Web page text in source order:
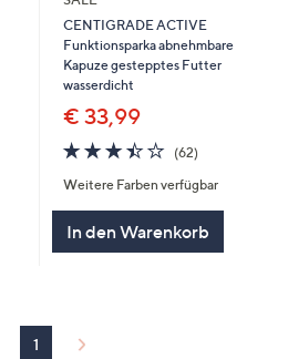
CENTIGRADE ACTIVE
Funktionsparka abnehmbare
Kapuze gestepptes Futter
wasserdicht
€ 33,99
3.4
von
5
(62)62
Weitere Farben verfügbar
In den Warenkorb
1